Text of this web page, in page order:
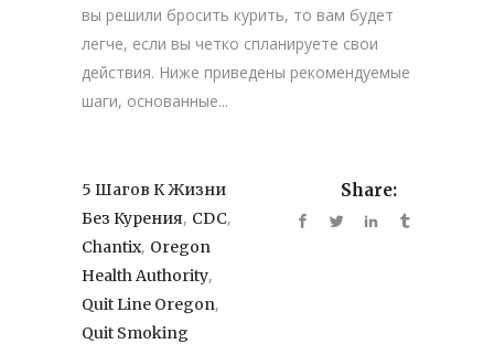
вы решили бросить курить, то вам будет
легче, если вы четко спланируете свои
действия. Ниже приведены рекомендуемые
шаги, основанные...
5 Шагов К Жизни
Без Курения, CDC,
Chantix, Oregon
Health Authority,
Quit Line Oregon,
Quit Smoking
Share: